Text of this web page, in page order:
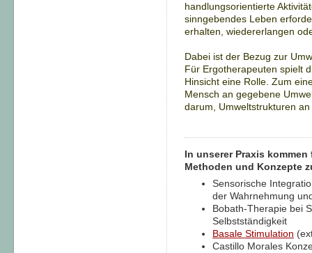
handlungsorientierte
sinngebendes Leben
erhalten, wiedererlangen
Dabei ist der Bezug zur
Für Ergotherapeuten spielt
Hinsicht eine Rolle. Zum
Mensch an gegebene
darum, Umweltstrukturen
In unserer Praxis
Methoden und Konzepte
Sensorische
der Wahrnehmung
Bobath-Therapie bei
Selbstständigkeit
Basale Stimulation
Castillo Morales